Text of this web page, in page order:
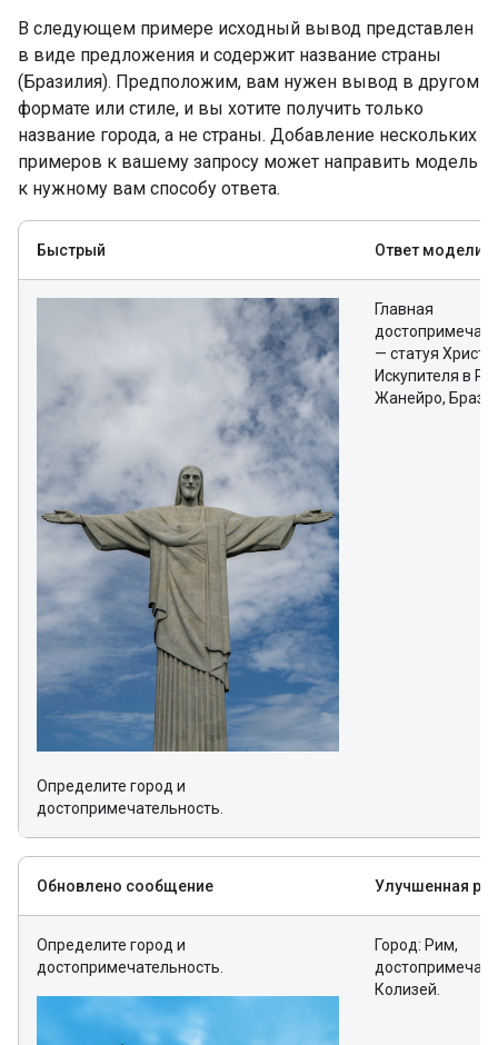
В следующем примере исходный вывод представлен
в виде предложения и содержит название страны
(Бразилия). Предположим, вам нужен вывод в другом
формате или стиле, и вы хотите получить только
название города, а не страны. Добавление нескольких
примеров к вашему запросу может направить модель
к нужному вам способу ответа.
Быстрый Ответ модели
Определите город и
достопримечательность.
Главная
— статуя
Искупителя в
Жанейро,
Обновлено сообщение Улучшенная
Определите город и
достопримечательность.
Город: Рим,
Колизей.